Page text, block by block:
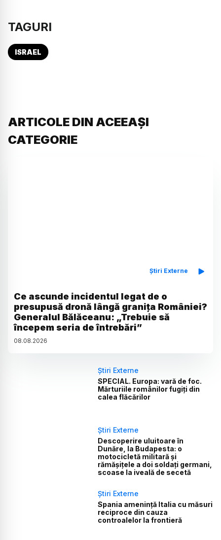
TAGURI
ISRAEL
ARTICOLE DIN ACEEAȘI
CATEGORIE
Știri Externe
Ce ascunde incidentul legat de o
presupusă dronă lângă granița României?
Generalul Bălăceanu: „Trebuie să
începem seria de întrebări”
08.08.2026
Știri Externe
SPECIAL. Europa: vară de foc.
Mărturiile românilor fugiți din
calea flăcărilor
Știri Externe
Descoperire uluitoare în
Dunăre, la Budapesta: o
motocicletă militară și
rămășițele a doi soldați germani,
scoase la iveală de secetă
Știri Externe
Spania amenință Italia cu măsuri
reciproce din cauza
controalelor la frontieră